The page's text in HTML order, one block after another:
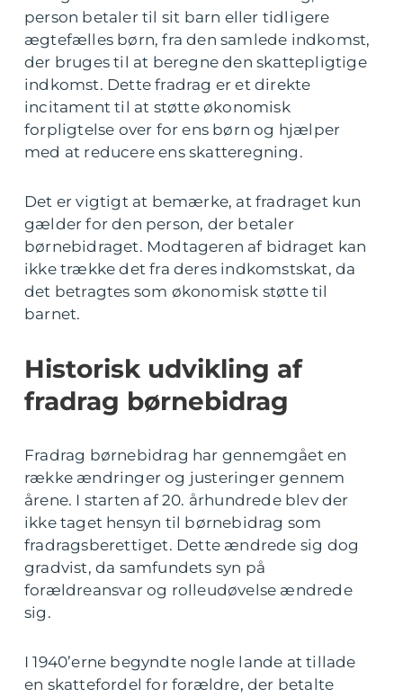
person betaler til sit barn eller tidligere
ægtefælles børn, fra den samlede indkomst,
der bruges til at beregne den skattepligtige
indkomst. Dette fradrag er et direkte
incitament til at støtte økonomisk
forpligtelse over for ens børn og hjælper
med at reducere ens skatteregning.
Det er vigtigt at bemærke, at fradraget kun
gælder for den person, der betaler
børnebidraget. Modtageren af bidraget kan
ikke trække det fra deres indkomstskat, da
det betragtes som økonomisk støtte til
barnet.
Historisk udvikling af
fradrag børnebidrag
Fradrag børnebidrag har gennemgået en
række ændringer og justeringer gennem
årene. I starten af 20. århundrede blev der
ikke taget hensyn til børnebidrag som
fradragsberettiget. Dette ændrede sig dog
gradvist, da samfundets syn på
forældreansvar og rolleudøvelse ændrede
sig.
I 1940’erne begyndte nogle lande at tillade
en skattefordel for forældre, der betalte